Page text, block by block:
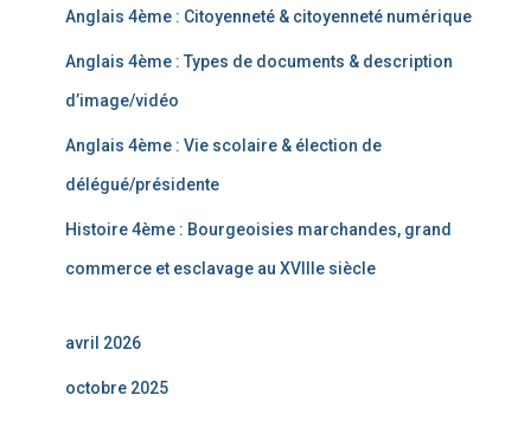
Anglais 4ème : Citoyenneté & citoyenneté numérique
Anglais 4ème : Types de documents & description
d’image/vidéo
Anglais 4ème : Vie scolaire & élection de
délégué/présidente
Histoire 4ème : Bourgeoisies marchandes, grand
commerce et esclavage au XVIIIe siècle
avril 2026
octobre 2025